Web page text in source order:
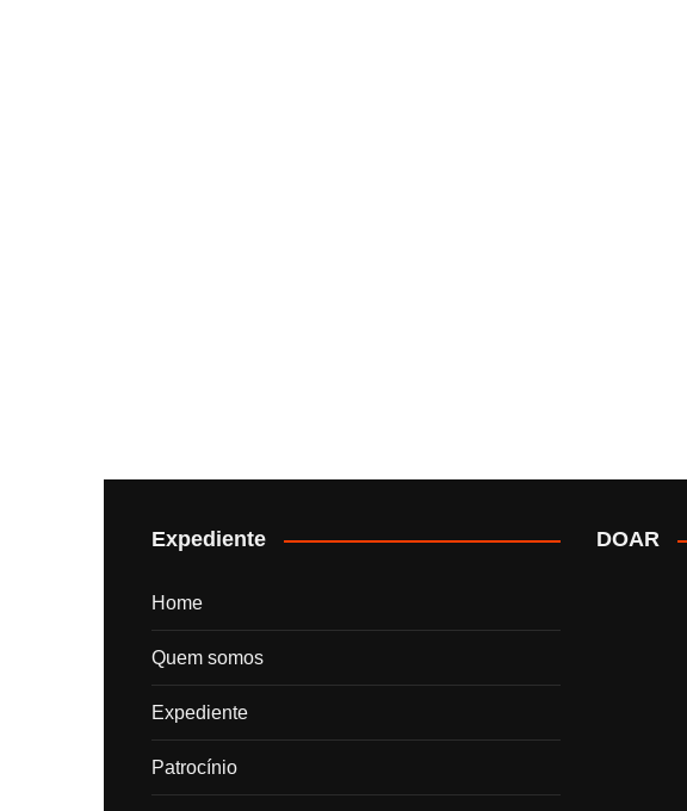
Expediente
Home
Quem somos
Expediente
Patrocínio
DOAR